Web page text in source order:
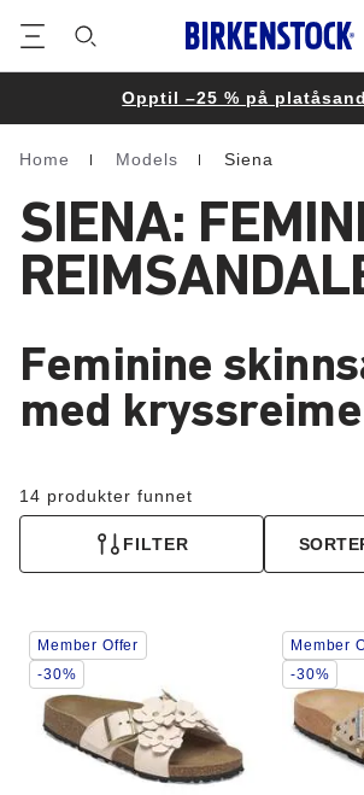
Opptil –25 % på
Homepage
Home Models Siena
SIENA:
Feminine
med
14 produkter funnet
FILTER
Samhandling
med
swatch-
farger
oppdatere
produktbildet
Member Offer
-30%
med
swatch-
farger
oppdatere
Member
-30%